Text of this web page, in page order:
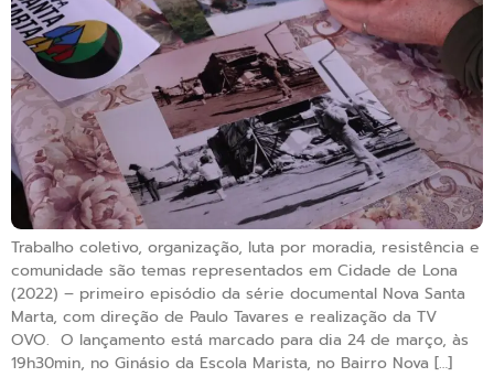
Trabalho coletivo, organização, luta por moradia, resistência e
comunidade são temas representados em Cidade de Lona
(2022) – primeiro episódio da série documental Nova Santa
Marta, com direção de Paulo Tavares e realização da TV
OVO. O lançamento está marcado para dia 24 de março, às
19h30min, no Ginásio da Escola Marista, no Bairro Nova […]